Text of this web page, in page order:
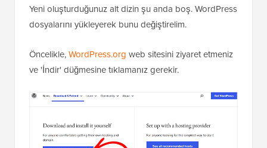
Yeni oluşturduğunuz alt dizin şu anda boş. WordPress
dosyalarını yükleyerek bunu değiştirelim.
Öncelikle,WordPress.org web sitesini ziyaret etmeniz
ve 'İndir' düğmesine tıklamanız gerekir.